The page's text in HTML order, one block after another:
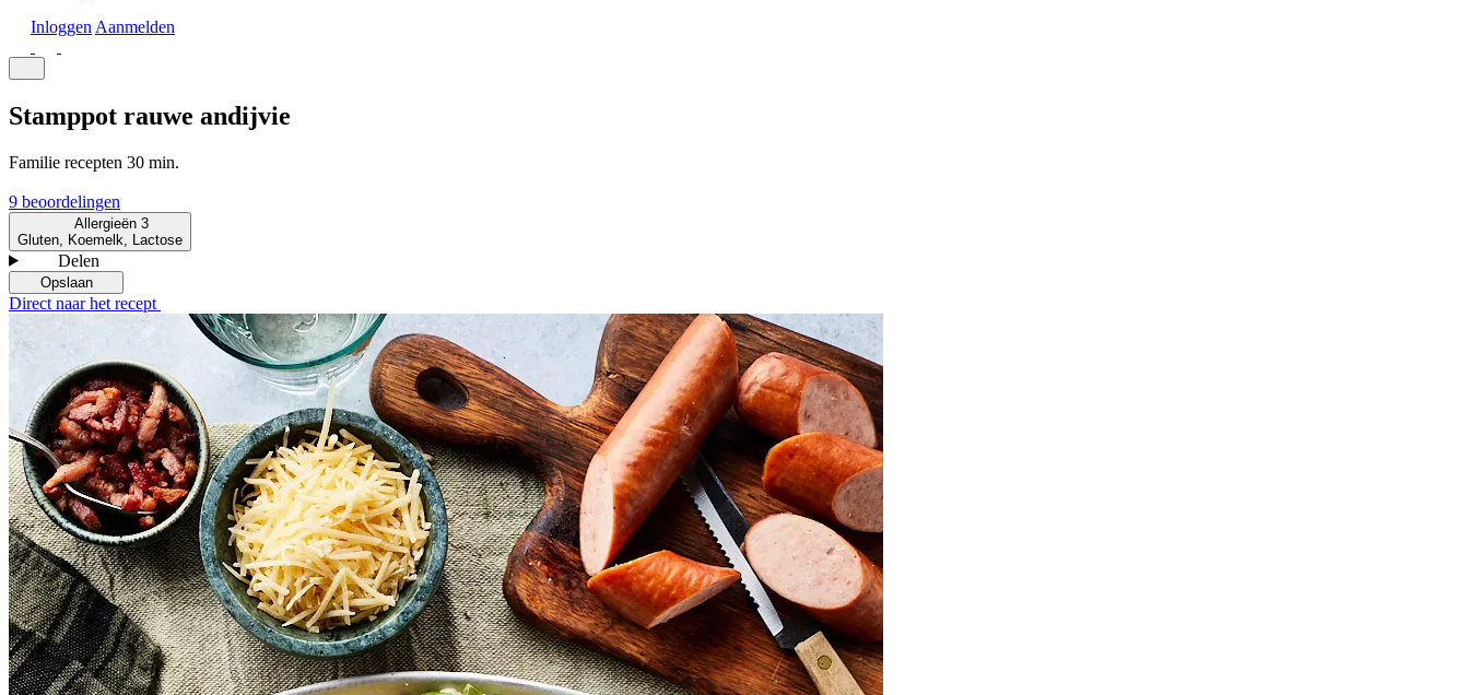
Inloggen Aanmelden
Stamppot rauwe andijvie
Familie recepten 30 min.
9 beoordelingen
Allergieën 3
Gluten, Koemelk, Lactose
Delen
Opslaan
Direct naar het recept